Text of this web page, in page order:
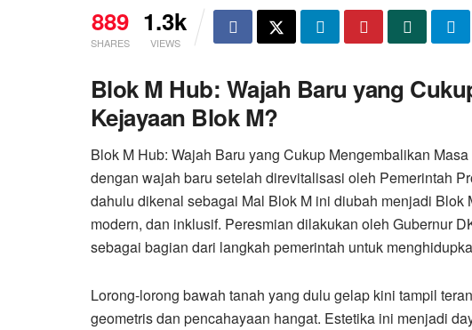
889
SHARES
1.3k
VIEWS
Blok M Hub: Wajah Baru yang
Kejayaan Blok M?
Blok M Hub: Wajah Baru yang Cukup Mengembalikan
dengan wajah baru setelah direvitalisasi oleh Pemerintah
dahulu dikenal sebagai Mal Blok M ini diubah menjadi Blok
modern, dan inklusif. Peresmian dilakukan oleh Gubernur
sebagai bagian dari langkah pemerintah untuk
Lorong-lorong bawah tanah yang dulu gelap kini tampil
geometris dan pencahayaan hangat. Estetika ini menjadi